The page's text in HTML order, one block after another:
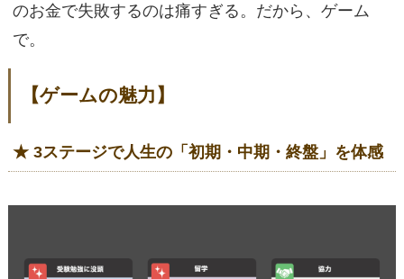
のお金で失敗するのは痛すぎる。だから、ゲーム
で。
【ゲームの魅力】
★ 3ステージで人生の「初期・中期・終盤」を体感